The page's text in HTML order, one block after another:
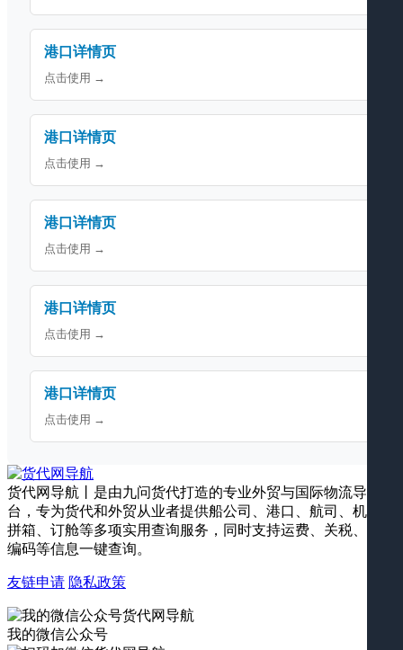
港口详情页
点击使用 →
港口详情页
点击使用 →
港口详情页
点击使用 →
港口详情页
点击使用 →
港口详情页
点击使用 →
货代网导航丨是由九问货代打造的专业外贸与国际物流导航平
台，专为货代和外贸从业者提供船公司、港口、航司、机场、
拼箱、订舱等多项实用查询服务，同时支持运费、关税、海关
编码等信息一键查询。
友链申请 隐私政策
我的微信公众号